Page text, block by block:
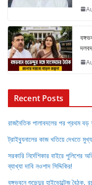
Recent Posts
রাজনৈতিক পালাবদলের পর প্রথম বড়
ট্রাইব্যুনালের কাজ খতিয়ে দেখতে
সরকারি নির্দেশিকার বাইরে
ব্যাখ্যা দাবি নওশাদ সিদ্দিকির!
বঙ্গভবনে শুভেন্দুর হাইভোল্টেজ বৈঠক,